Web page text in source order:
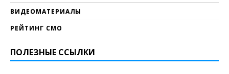
ВИДЕОМАТЕРИАЛЫ
РЕЙТИНГ СМО
ПОЛЕЗНЫЕ ССЫЛКИ